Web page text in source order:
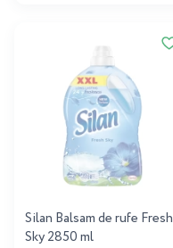
Silan Balsam de rufe Fresh
Sky 2850 ml